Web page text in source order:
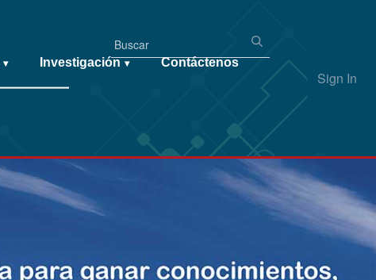
Sign In
▾ Investigación ▾ Contáctenos